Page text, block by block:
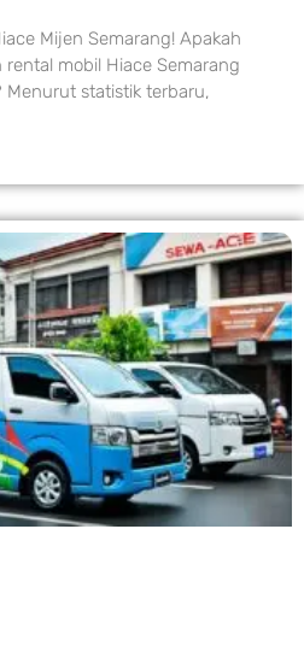
Mijen Semarang! Apakah
mobil Hiace Semarang
Menurut statistik terbaru,